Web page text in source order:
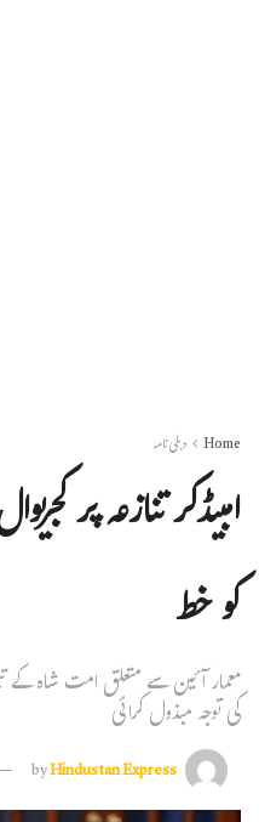
Home دہلی نامہ
امبیڈکر تنازعہ پر
کو خط
معمار آئین سے متعلق امت شاہ کے
کی توجہ مبذول کرائی
byHindustan Express